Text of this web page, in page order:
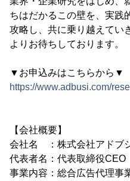
ちはだかるこの壁を、実践
攻略し、共に乗り越えてい
よりお待ちしております。
▼お申込みはこちらから▼
https://www.adbusi.com/
【会社概要】
会社名 ：株式会社アドブ
代表者名：代表取締役
事業内容：総合広告代理事